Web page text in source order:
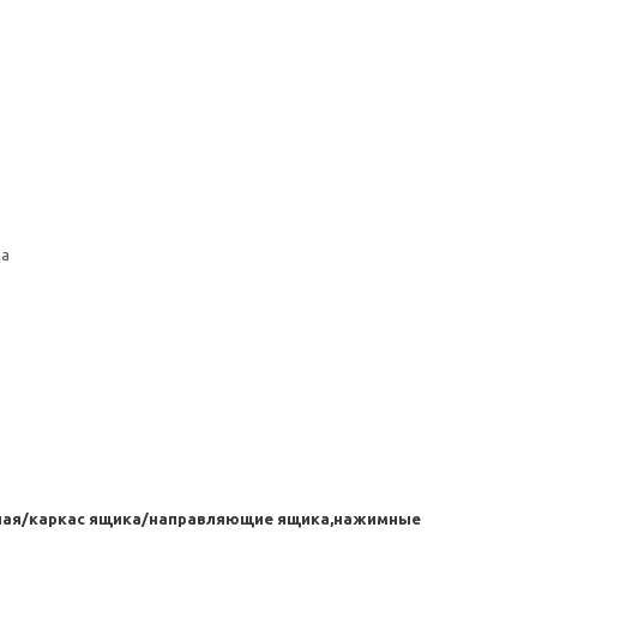
каркас ящика/направляющие ящика,нажимные